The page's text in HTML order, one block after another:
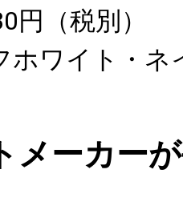
円（税別）
ホワイト・ネ
メーカー